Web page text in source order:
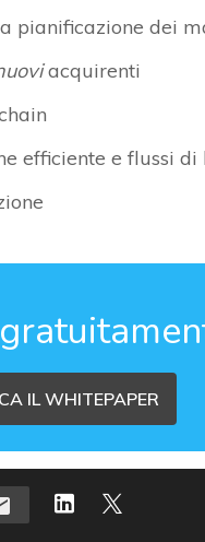
pianificazione dei
acquirenti
efficiente e flussi
IL WHITEPAPER